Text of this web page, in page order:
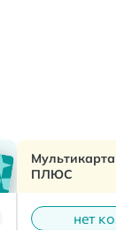
Мультикарта
ПЛЮС
нет